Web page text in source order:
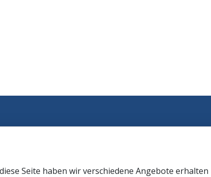
Seite haben wir verschiedene Angebote erhalten